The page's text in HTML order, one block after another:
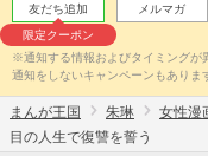
友だち追加
限定クーポン
メルマガ
※通知する情報およびタイミングが
通知をしないキャンペーンもありま
まんが王国 朱琳 女性漫
目の人生で復讐を誓う